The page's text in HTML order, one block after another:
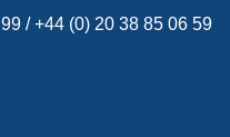
/ +44 (0) 20 38 85 06 59